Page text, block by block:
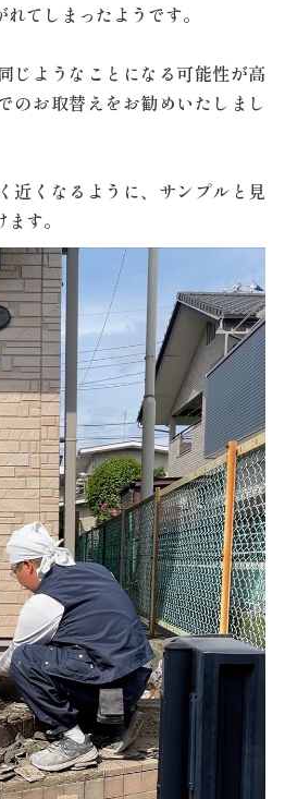
てしまったようです。
じようなことになる可能性が高
のお取替えをお勧めいたしまし
近くなるように、サンプルと見
す。